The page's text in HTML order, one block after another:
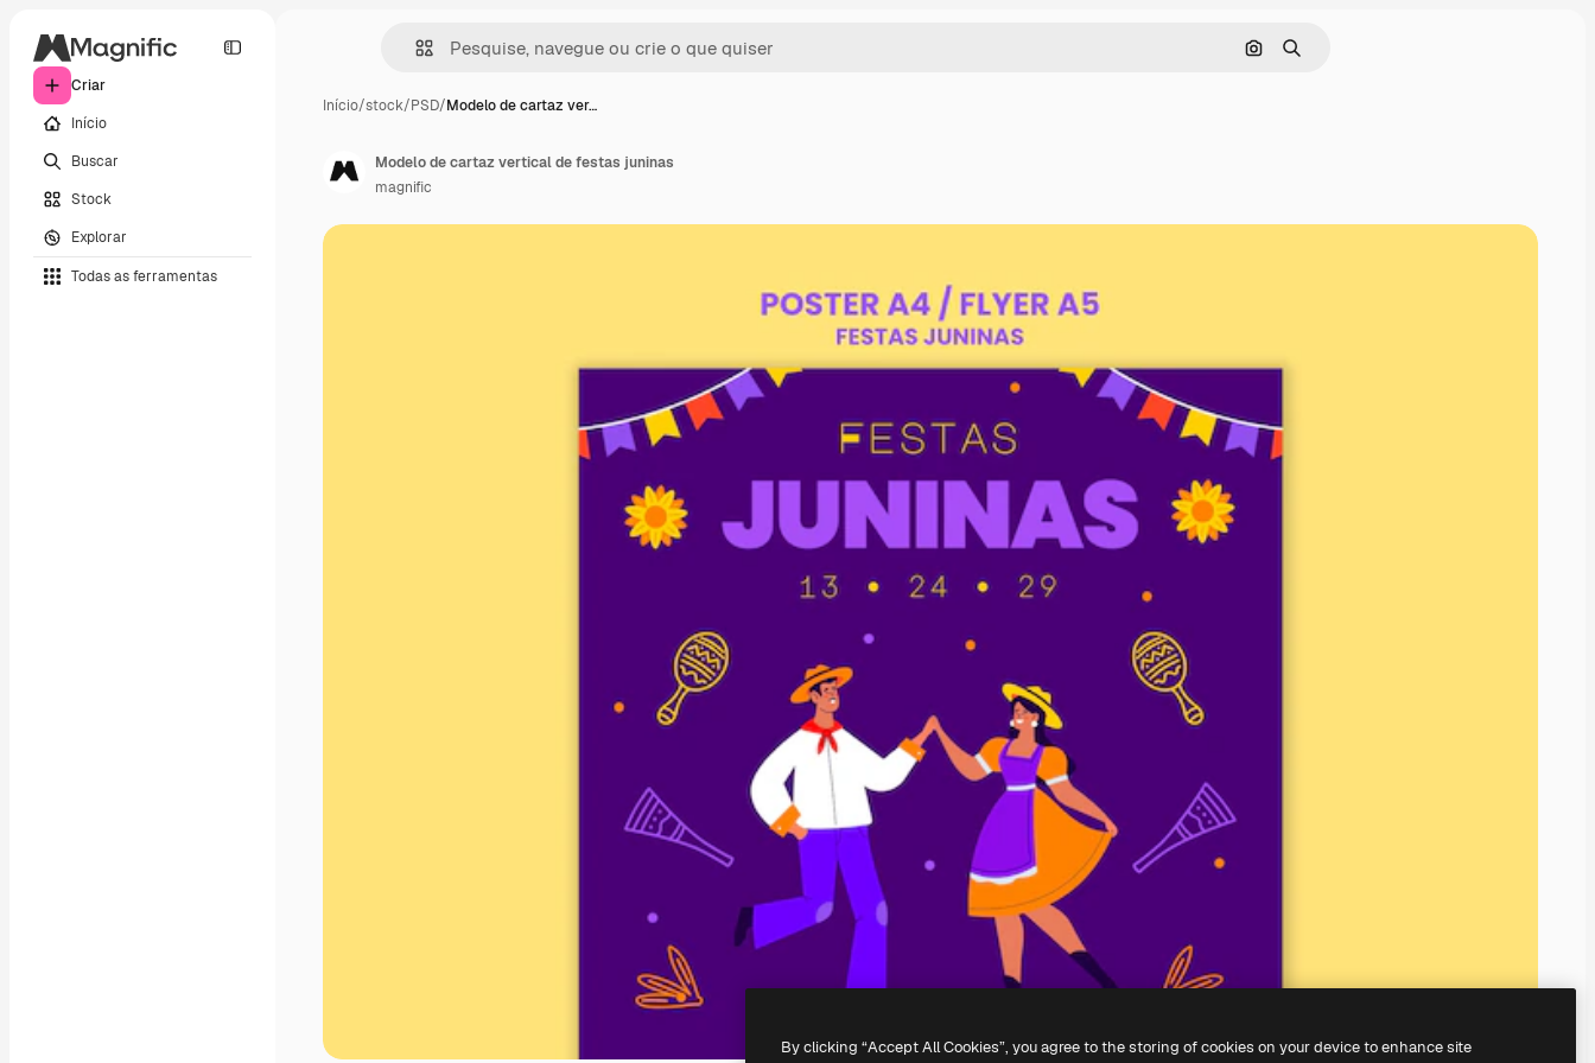
Criar
Início
Buscar
Stock
Explorar
Todas as ferramentas
Pesquisar por imagem
Buscar
Início/stock/PSD/Modelo de cartaz ver…
Modelo de cartaz vertical de festas juninas
magnific
By clicking “Accept All Cookies”, you agree to the storing of cookies on your device to enhance site